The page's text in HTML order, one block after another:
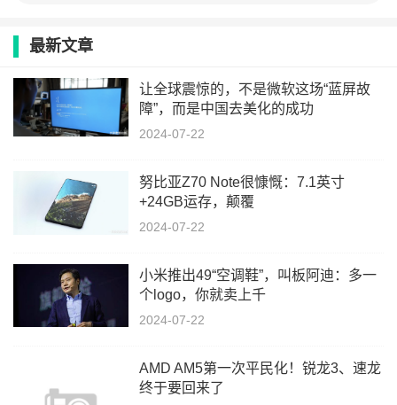
最新文章
让全球震惊的，不是微软这场“蓝屏故
障”，而是中国去美化的成功
2024-07-22
努比亚Z70 Note很慷慨：7.1英寸
+24GB运存，颠覆
2024-07-22
小米推出49“空调鞋”，叫板阿迪：多一
个logo，你就卖上千
2024-07-22
AMD AM5第一次平民化！锐龙3、速龙
终于要回来了